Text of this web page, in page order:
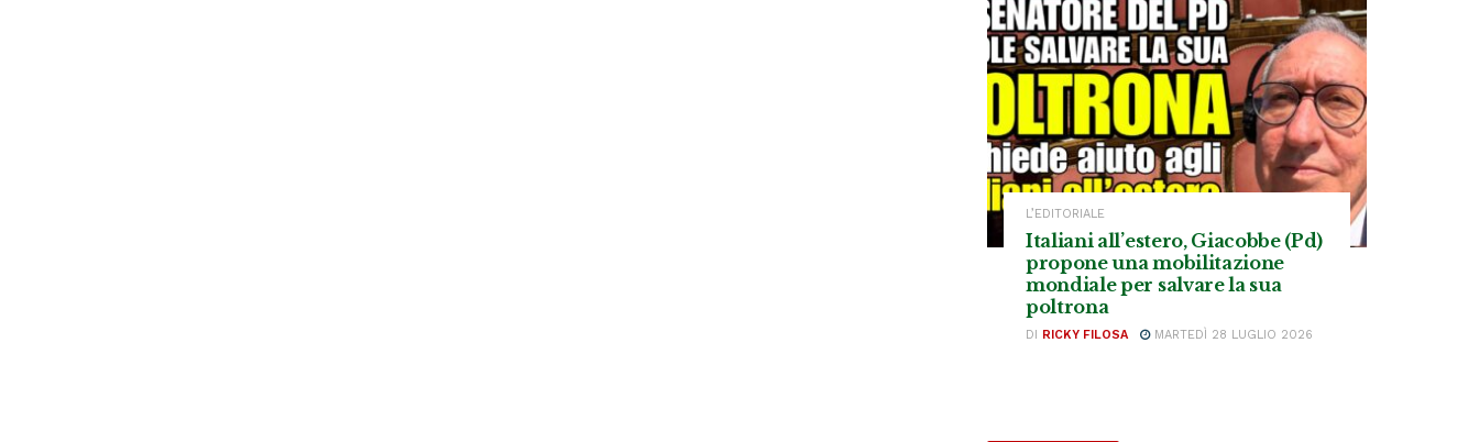
L’EDITORIALE
Italiani all’estero, Giacobbe (Pd)
propone una mobilitazione
mondiale per salvare la sua
poltrona
DI RICKY FILOSA MARTEDÌ 28 LUGLIO 2026